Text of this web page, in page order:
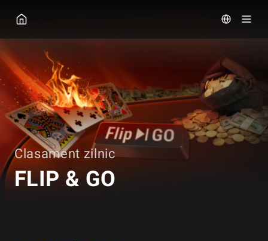
FLIP & GO
Clasament zilnic